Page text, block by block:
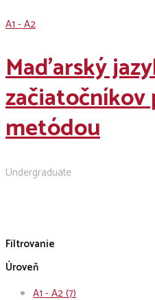
A1 - A2
Maďarský
metódou
Undergraduate
Filtrovanie
Úroveň
A1 - A2(7)